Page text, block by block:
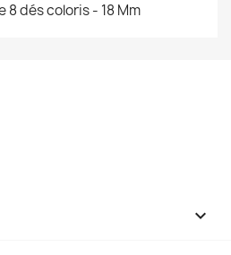
8 dés coloris - 18 Mm
